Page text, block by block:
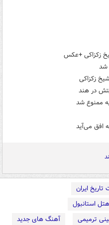
زکزاکی +عکس
شد
زکزاکی
در هند
ممنوع شد
افق می­‌آید
ایران
استانبول
ترمیمی
آهنگ های جدید